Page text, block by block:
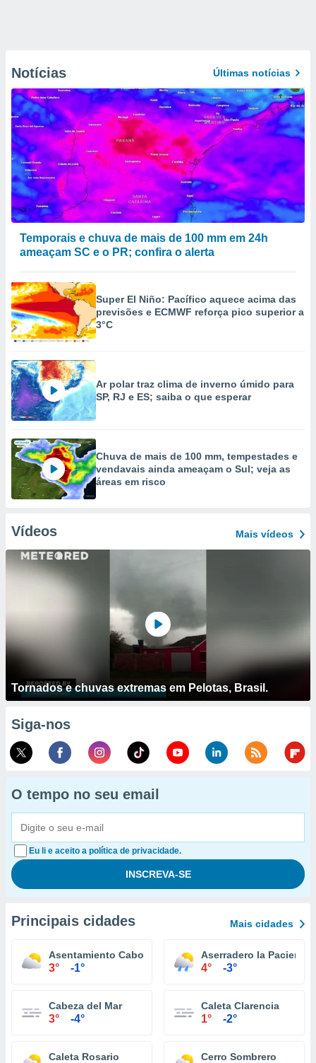
Notícias Últimas notícias
Temporais e chuva de mais de 100 mm em 24h
ameaçam SC e o PR; confira o alerta
Super El Niño: Pacífico aquece acima das
previsões e ECMWF reforça pico superior a
3°C
Ar polar traz clima de inverno úmido para
SP, RJ e ES; saiba o que esperar
Chuva de mais de 100 mm, tempestades e
vendavais ainda ameaçam o Sul; veja as
áreas em risco
Vídeos Mais vídeos
Tornados e chuvas extremas em Pelotas, Brasil.
Siga-nos
O tempo no seu email
Eu li e aceito a política de privacidade.
Principais cidades Mais cidades
Asentamiento Cabo Negro
3° -1°
Aserradero la Paciencia
4° -3°
Cabeza del Mar
3° -4°
Caleta Clarencia
1° -2°
Caleta Rosario Cerro Sombrero